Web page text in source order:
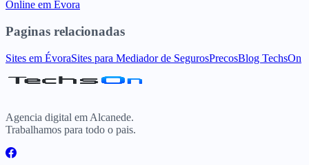
Online em Évora
Paginas relacionadas
Sites em ÉvoraSites para Mediador de SegurosPrecosBlog TechsOn
Agencia digital em Alcanede.
Trabalhamos para todo o pais.